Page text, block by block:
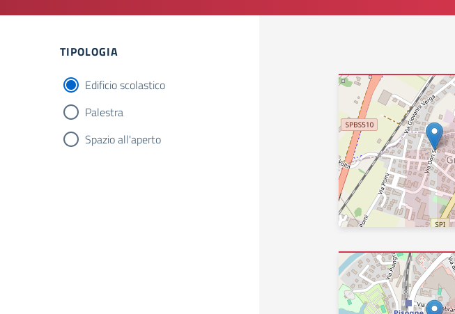
Filtri
TIPOLOGIA
Edificio scolastico
Palestra
Spazio all'aperto